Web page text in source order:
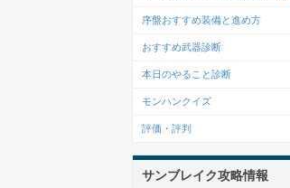
序盤おすすめ装備と進め方
おすすめ武器診断
本日のやること診断
モンハンクイズ
評価・評判
サンブレイク攻略情報